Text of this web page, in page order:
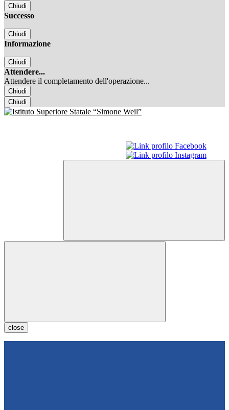
Chiudi
Successo
Chiudi
Informazione
Chiudi
Attendere...
Attendere il completamento dell'operazione...
Chiudi
Chiudi
close